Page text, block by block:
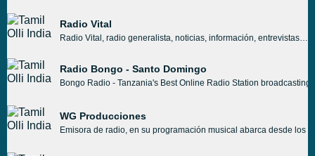
Radio Vital
Radio Bongo - Santo Domingo
Bongo Radio - Tanzania's Best Online Radio Station
WG Producciones
Emisora de radio, en su programación musical abarca desde los